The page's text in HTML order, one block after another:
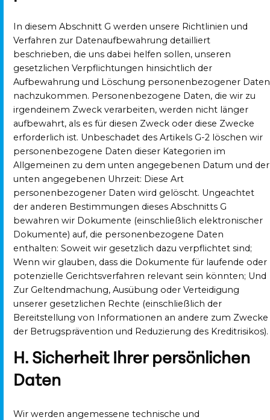
In diesem Abschnitt G werden unsere Richtlinien und
Verfahren zur Datenaufbewahrung detailliert
beschrieben, die uns dabei helfen sollen, unseren
gesetzlichen Verpflichtungen hinsichtlich der
Aufbewahrung und Löschung personenbezogener Daten
nachzukommen. Personenbezogene Daten, die wir zu
irgendeinem Zweck verarbeiten, werden nicht länger
aufbewahrt, als es für diesen Zweck oder diese Zwecke
erforderlich ist. Unbeschadet des Artikels G-2 löschen wir
personenbezogene Daten dieser Kategorien im
Allgemeinen zu dem unten angegebenen Datum und der
unten angegebenen Uhrzeit: Diese Art
personenbezogener Daten wird gelöscht. Ungeachtet
der anderen Bestimmungen dieses Abschnitts G
bewahren wir Dokumente (einschließlich elektronischer
Dokumente) auf, die personenbezogene Daten
enthalten: Soweit wir gesetzlich dazu verpflichtet sind;
Wenn wir glauben, dass die Dokumente für laufende oder
potenzielle Gerichtsverfahren relevant sein könnten; Und
Zur Geltendmachung, Ausübung oder Verteidigung
unserer gesetzlichen Rechte (einschließlich der
Bereitstellung von Informationen an andere zum Zwecke
der Betrugsprävention und Reduzierung des Kreditrisikos).
H. Sicherheit Ihrer persönlichen
Daten
Wir werden angemessene technische und